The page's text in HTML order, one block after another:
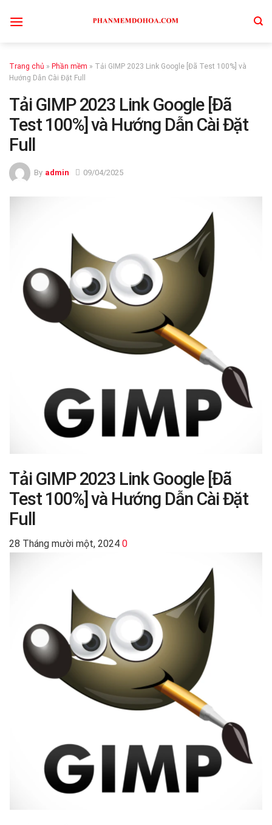
Trang chủ » Phần mềm » Tải GIMP 2023 Link Google [Đã Test 100%] và
Hướng Dẫn Cài Đặt Full
Tải GIMP 2023 Link Google [Đã
Test 100%] và Hướng Dẫn Cài Đặt
Full
By admin 09/04/2025
Tải GIMP 2023 Link Google [Đã
Test 100%] và Hướng Dẫn Cài Đặt
Full
28 Tháng mười một, 2024 0